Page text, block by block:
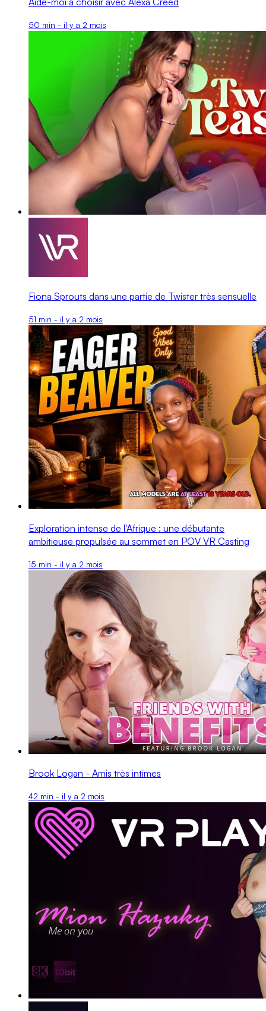
50 min - il y a 2 mois
Fiona Sprouts dans une partie de Twister très sensuelle
51 min - il y a 2 mois
Exploration intense de l'Afrique : une débutante
ambitieuse propulsée au sommet en POV VR Casting
15 min - il y a 2 mois
Brook Logan - Amis très intimes
42 min - il y a 2 mois